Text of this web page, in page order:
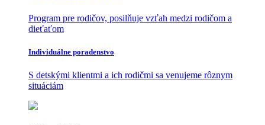
Program pre rodičov, posilňuje vzťah medzi rodičom a
dieťaťom
Individuálne poradenstvo
S detskými klientmi a ich rodičmi sa venujeme rôznym
situáciám